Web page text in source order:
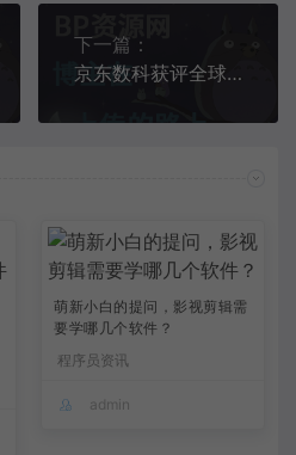
下一篇：
京东数科获评全球金融科技创新案例 mPaaS可节省62%移动开发资源
萌新小白的提问，影视剪辑需
要学哪几个软件？
程序员资讯
admin